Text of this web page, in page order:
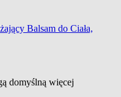
Balsam do Ciała,
domyślną więcej